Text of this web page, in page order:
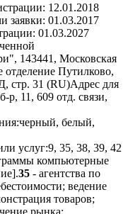
12.01.2018
заявки: 01.03.2017
01.03.2027
143441, Московская
отделение Путилково,
31 (RU)Адрес для
11, 609 отд. связи,
черный, белый,
услуг:9, 35, 38, 39, 42
компьютерные
35 - агентства по
ведение
товаров;
рынка;